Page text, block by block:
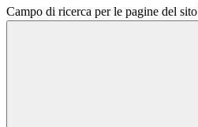
Campo di ricerca per le pagine del sito